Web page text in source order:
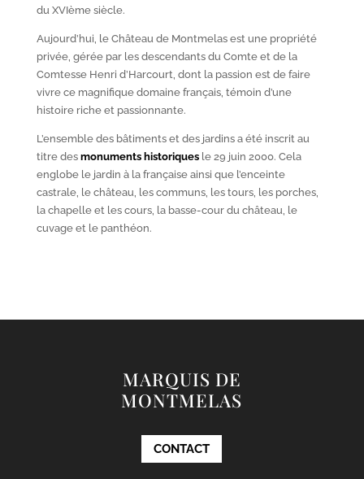
du XVIèmesiècle.
Aujourd’hui, le Château de Montmelas est une propriété
privée, gérée par les descendants du Comte et de la
Comtesse Henri d’Harcourt, dont la passion est de faire
vivre ce magnifique domaine français, témoin d’une
histoire riche et passionnante.
L’ensemble des bâtiments et des jardins a été inscrit au
titre des monuments historiquesle 29 juin 2000. Cela
englobe le jardin à la française ainsi que l’enceinte
castrale, le château, les communs, les tours, les porches,
la chapelle et les cours, la basse-cour du château, le
cuvage et le panthéon.
MARQUIS DE
MONTMELAS
CONTACT